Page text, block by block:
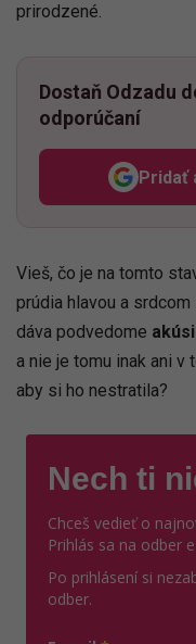
prirodzené.
Dostaň Odzadu
odporúčaní
Pridať
Vieš, čo je na tomto
prúdia hlavou a srdcom
dáva podvedome
a nie je tomu inak ani v
aby si ho nestratila?
Nech ti
Chceš vedieť o
Prihlás sa na odber
Po prihlásení si
odber.